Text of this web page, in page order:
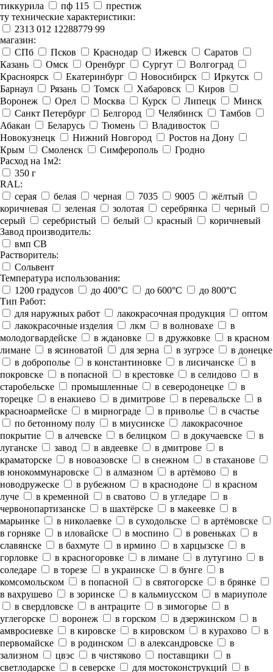
тиккурила
пф 115
престиж
ту технические характеристики:
2313 012 12288779 99
магазин:
СПб
Псков Краснодар Ижевск
Саратов
Казань
Омск Оренбург Сургут
Волгоград
Красноярск
Екатеринбург Новосибирск
Иркутск
Барнаул
Рязань Томск Хабаровск
Киров
Воронеж
Орел Москва Курск Липецк
Минск
Санкт Петербург
Белгород Челябинск
Тамбов
Абакан
Беларусь Тюмень
Владивосток
Новокузнецк
Нижний Новгород
Ростов на Дону
Крым
Смоленск Симферополь
Гродно
Расход на 1м2:
350 г
RAL:
серая
белая черная 7035 9005
жёлтый
коричневая
зеленая золотая серебрянка
черный
серый
серебристый белый красный
коричневый
Завод производитель:
вмп СВ
Растворитель:
Сольвент
Температура использования:
1200 градусов
до 400°C до 600°C
до 800°C
Тип Работ:
для наружных работ
лакокрасочная продукция
оптом
лакокрасочные изделия
лкм в волновахе
в
молодогвардейске
в ждановке в дружковке
в красном
лимане
в ясиноватой для зерна в зугрэсе
в донецке
в доброполье
в константиновке в лисичанске
в
покровске
в попасной в крестовке в селидово
в
старобельске
промышленные в северодонецке
в
торецке
в енакиево в димитрове в перевальске
в
красноармейске
в мирнограде в приволье
в счастье
по бетонному полу
в миусинске
лакокрасочное
покрытие
в алчевске в белицком в докучаевске
в
луганске
завод в авдеевке в дмитрове
в
краматорске
в новоазовске в снежном
в стаханове
в юнокоммунаровске
в алмазном в артёмово
в
новодружеске
в рубежном в краснодоне
в красном
луче
в кременной в сватово в угледаре
в
червонопартизанске
в шахтёрске в макеевке
в
марьинке
в николаевке в суходольске
в артёмовске
в горняке
в иловайске в моспино в ровеньках
в
славянске
в бахмуте в ирмино в харцызске
в
горловке
в красногоровке в лимане в лутугино
в
соледаре
в торезе в украинске в бунге
в
комсомольском
в попасной в святогорске
в брянке
в вахрушево
в зоринске в кальмиусском
в мариуполе
в свердловске
в антраците в зимогорье
в
углегорске
воронеж в горском в дзержинском
в
амвросиевке
в кировске в кировском в курахово
в
первомайске
в родинском в александровске
в
зализном
цвэс в чистяково поставщики
в
светлодарске
в северске для мостоконструкций в